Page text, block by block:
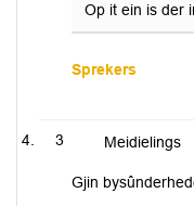
Op it ein is der
Sprekers
3 Meidielings
Gjin